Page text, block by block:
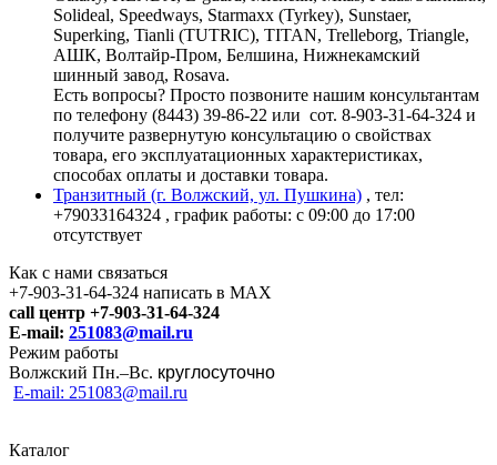
Solideal, Speedways, Starmaxx (Tyrkey), Sunstaer,
Superking, Tianli (TUTRIC), TITAN, Trelleborg, Triangle,
АШК, Волтайр-Пром, Белшина, Нижнекамский
шинный завод, Rosava.
Есть вопросы? Просто позвоните нашим консультантам
по телефону (8443) 39-86-22 или сот. 8-903-31-64-324 и
получите развернутую консультацию о свойствах
товара, его эксплуатационных характеристиках,
способах оплаты и доставки товара.
Транзитный (г. Волжский, ул. Пушкина) , тел:
+79033164324 , график работы: с 09:00 до 17:00
отсутствует
Как с нами связаться
+7-903-31-64-324 написать в MAX
call центр +7-903-31-64-324
E-mail: 251083@mail.ru
Режим работы
Волжский Пн.–Вс. круглосуточно
E-mail: 251083@mail.ru
Каталог